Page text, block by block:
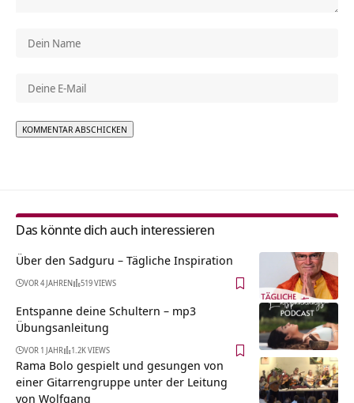
Das könnte dich auch interessieren
Über den Sadguru – Tägliche Inspiration
VOR 4 JAHREN 519 VIEWS
Entspanne deine Schultern – mp3
Übungsanleitung
VOR 1 JAHR 1.2K VIEWS
Rama Bolo gespielt und gesungen von
einer Gitarrengruppe unter der Leitung
von Wolfgang